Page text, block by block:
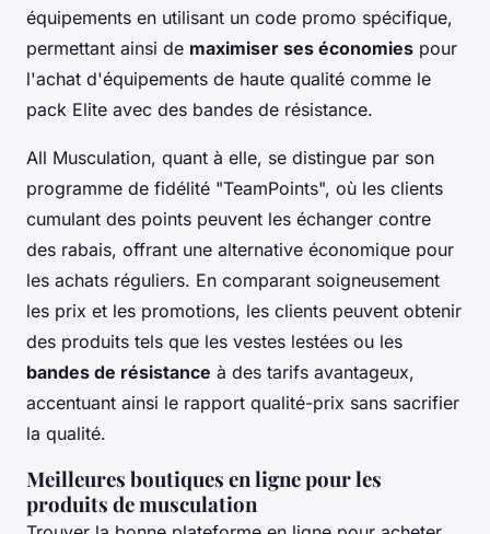
équipements en utilisant un code promo spécifique,
permettant ainsi de maximiser ses économies pour
l'achat d'équipements de haute qualité comme le
pack Elite avec des bandes de résistance.
All Musculation, quant à elle, se distingue par son
programme de fidélité "TeamPoints", où les clients
cumulant des points peuvent les échanger contre
des rabais, offrant une alternative économique pour
les achats réguliers. En comparant soigneusement
les prix et les promotions, les clients peuvent obtenir
des produits tels que les vestes lestées ou les
bandes de résistance à des tarifs avantageux,
accentuant ainsi le rapport qualité-prix sans sacrifier
la qualité.
Meilleures boutiques en ligne pour les
produits de musculation